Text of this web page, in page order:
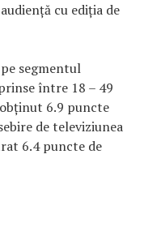
cu ediția de
segmentul
între 18 – 49
6.9 puncte
de televiziunea
6.4 puncte de